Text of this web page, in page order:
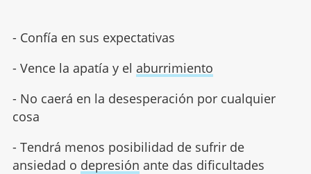
- Confía en sus expectativas
- Vence la apatía y el aburrimiento
- No caerá en la desesperación por cualquier
cosa
- Tendrá menos posibilidad de sufrir de
ansiedad o depresión ante das dificultades